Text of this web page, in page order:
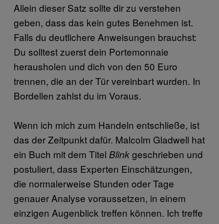
Allein dieser Satz sollte dir zu verstehen
geben, dass das kein gutes Benehmen ist.
Falls du deutlichere Anweisungen brauchst:
Du solltest zuerst dein Portemonnaie
herausholen und dich von den 50 Euro
trennen, die an der Tür vereinbart wurden. In
Bordellen zahlst du im Voraus.
Wenn ich mich zum Handeln entschließe, ist
das der Zeitpunkt dafür. Malcolm Gladwell hat
ein Buch mit dem Titel Blinkgeschrieben und
postuliert, dass Experten Einschätzungen,
die normalerweise Stunden oder Tage
genauer Analyse voraussetzen, in einem
einzigen Augenblick treffen können. Ich treffe